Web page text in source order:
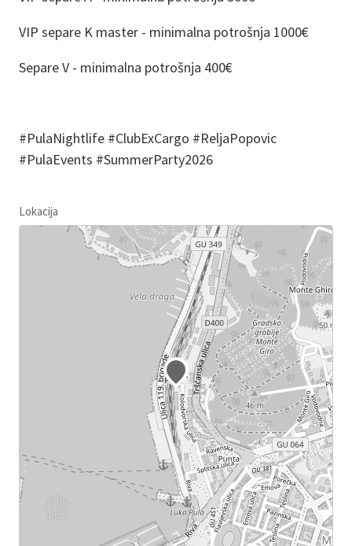
VIP separe K master - minimalna potrošnja 1000€
Separe V - minimalna potrošnja 400€
#PulaNightlife #ClubExCargo #ReljaPopovic
#PulaEvents #SummerParty2026
Lokacija